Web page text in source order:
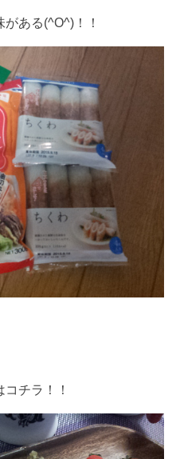
ある(^O^)！！
チラ！！